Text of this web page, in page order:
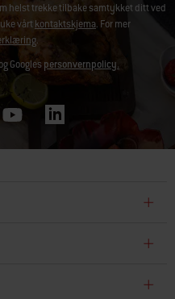
helst trekke tilbake samtykket ditt ved
vårtkontaktskjema. For mer
.
Googlespersonvernpolicy.